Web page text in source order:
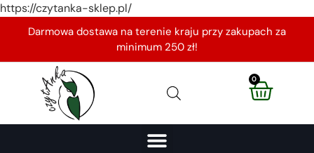
https://czytanka-sklep.pl/
Darmowa dostawa na terenie kraju przy zakupach za
minimum 250 zł!
0